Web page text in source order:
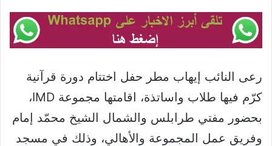
رعى النائب إيهاب مطر حفل اختتام دورة قرآنية
كرّم فيها طلاب واساتذة، اقامتها مجموعة IMD،
بحضور مفتي طرابلس والشمال الشيخ محمّد إمام
وفريق عمل المجموعة والأهالي، وذلك في مسجد